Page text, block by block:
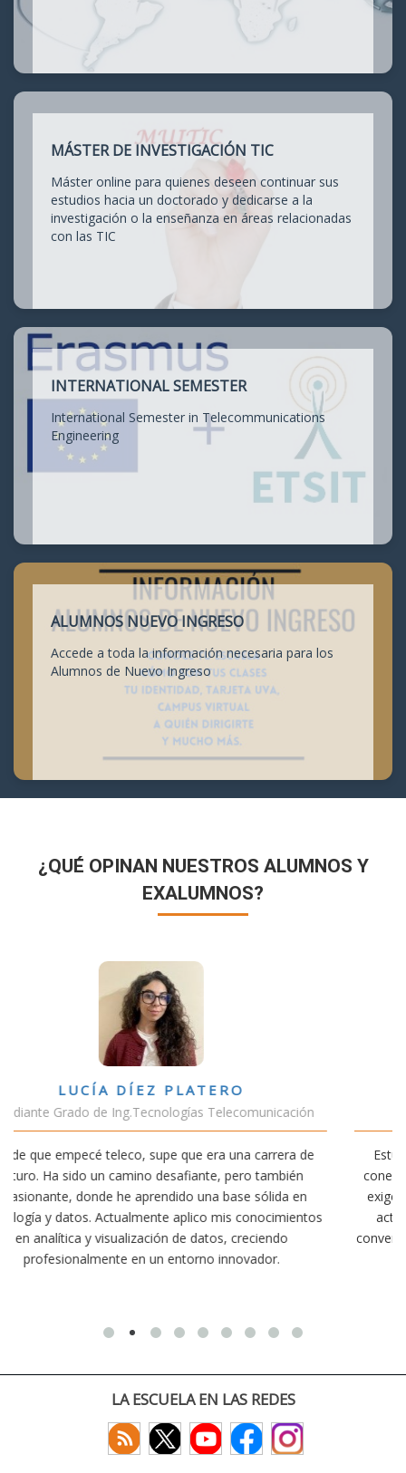
MÁSTER DE INVESTIGACIÓN TIC
Máster online para quienes deseen continuar sus
estudios hacia un doctorado y dedicarse a la
investigación o la enseñanza en áreas relacionadas
con las TIC
INTERNATIONAL SEMESTER
International Semester in Telecommunications
Engineering
ALUMNOS NUEVO INGRESO
Accede a toda la información necesaria para los
Alumnos de Nuevo Ingreso
¿QUÉ OPINAN NUESTROS ALUMNOS Y
EXALUMNOS?
de
VÍCTOR SÁNCHEZ VALENCIA
Estudiante Doble Grado Teleco-ADE
Estudiar teleco me ha permitido comprender cómo la
conectividad afecta nuestra vida diaria. Aunque la
exige esfuerzo, he dedicado parte de mi tiempo a otras
actividades como el salvamento y socorrismo. Estoy
convencido de que elegir teleco ha sido una de las
decisiones que he tomado.
LA ESCUELA EN LAS REDES